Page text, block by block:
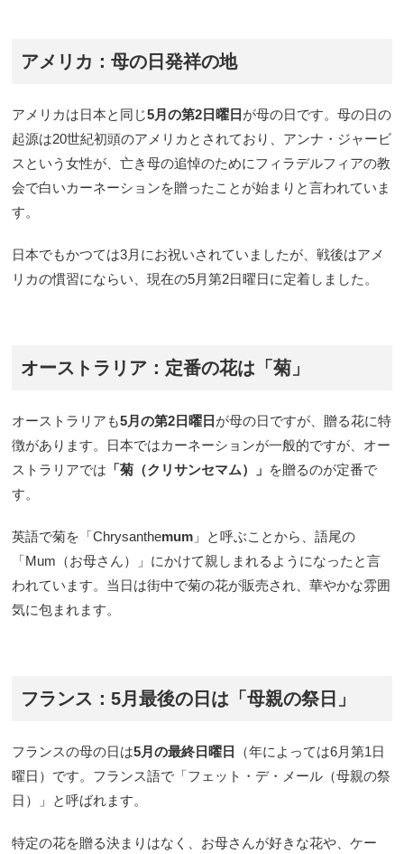
アメリカ：母の日発祥の地
アメリカは日本と同じ5月の第2日曜日 が母の日です。母の日の
起源は20世紀初頭のアメリカとされており、アンナ・ジャービ
スという女性が、亡き母の追悼のためにフィラデルフィアの教
会で白いカーネーションを贈ったことが始まりと言われていま
す。
日本でもかつては3月にお祝いされていましたが、戦後はアメ
リカの慣習にならい、現在の5月第2日曜日に定着しました。
オーストラリア：定番の花は「菊」
オーストラリアも5月の第2日曜日 が母の日ですが、贈る花に特
徴があります。日本ではカーネーションが一般的ですが、オー
ストラリアでは 「菊（クリサンセマム）」 を贈るのが定番で
す。
英語で菊を「Chrysanthemum 」と呼ぶことから、語尾の
「Mum（お母さん）」にかけて親しまれるようになったと言
われています。当日は街中で菊の花が販売され、華やかな雰囲
気に包まれます。
フランス：5月最後の日は「母親の祭日」
フランスの母の日は5月の最終日曜日
（年によっては6月第1日
曜日）です。フランス語で「フェット・デ・メール（母親の祭
日）」と呼ばれます。
特定の花を贈る決まりはなく、お母さんが好きな花や、ケー